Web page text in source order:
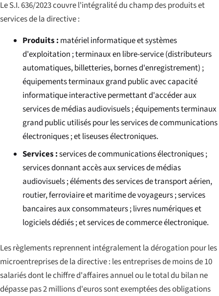
Le S.I. 636/2023 couvre l'intégralité du champ des produits et
services de la directive :
Produits : matériel informatique et systèmes
d'exploitation ; terminaux en libre-service (distributeurs
automatiques, billetteries, bornes d'enregistrement) ;
équipements terminaux grand public avec capacité
informatique interactive permettant d'accéder aux
services de médias audiovisuels ; équipements terminaux
grand public utilisés pour les services de communications
électroniques ; et liseuses électroniques.
Services :services de communications électroniques ;
services donnant accès aux services de médias
audiovisuels ; éléments des services de transport aérien,
routier, ferroviaire et maritime de voyageurs ; services
bancaires aux consommateurs ; livres numériques et
logiciels dédiés ; et services de commerce électronique.
Les règlements reprennent intégralement la dérogation pour les
microentreprises de la directive : les entreprises de moins de 10
salariés dont le chiffre d'affaires annuel ou le total du bilan ne
dépasse pas 2 millions d'euros sont exemptées des obligations